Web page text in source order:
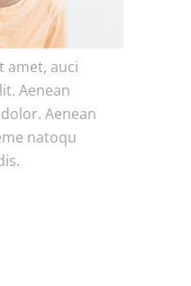
amet, auci
Aenean
Aenean
natoqu